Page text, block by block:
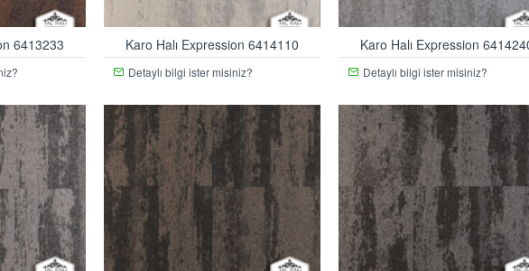
6413233 Karo Halı Expression 6414110
Detaylı bilgi ister misiniz?
Karo Halı Expression
Detaylı bilgi ister misiniz?